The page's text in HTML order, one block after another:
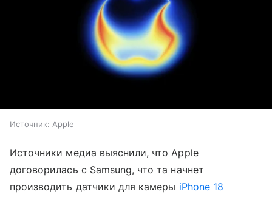
Источник: Apple
Источники медиа выяснили, что Apple
договорилась с Samsung, что та начнет
производить датчики для камеры iPhone 18